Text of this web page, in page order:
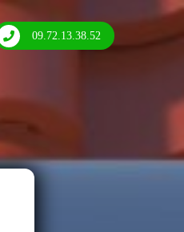
09.72.13.38.52